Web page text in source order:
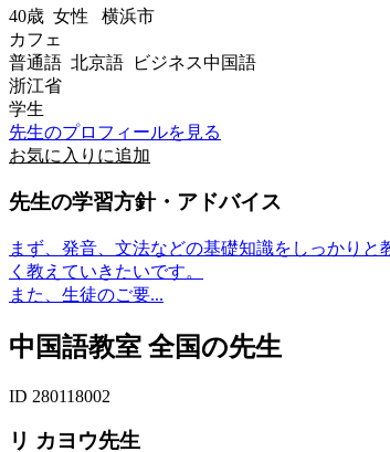
40歳 女性 横浜市
カフェ
普通語 北京語 ビジネス中国語
浙江省
学生
先生のプロフィールを見る
お気に入りに追加
先生の学習方針・アドバイス
まず、発音、文法などの基礎知識をしっかり
く教えていきたいです。
また、生徒のご要...
中国語教室 全国の先生
ID 280118002
リ カヨウ先生